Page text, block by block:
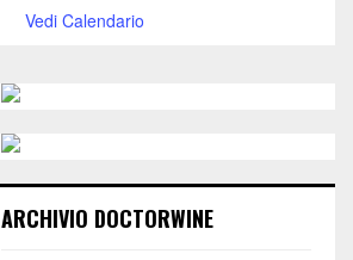
Vedi Calendario
ARCHIVIO DOCTORWINE